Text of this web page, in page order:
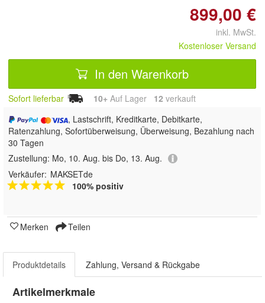
899,00 €
inkl. MwSt.
Kostenloser Versand
In den Warenkorb
Sofort lieferbar 10+ Auf Lager 12 verkauft
, Lastschrift, Kreditkarte, Debitkarte,
Ratenzahlung, Sofortüberweisung, Überweisung, Bezahlung nach
30 Tagen
Zustellung: Mo, 10. Aug. bis Do, 13. Aug.
Verkäufer: MAKSETde
100% positiv
Merken Teilen
Produktdetails Zahlung, Versand & Rückgabe
Artikelmerkmale